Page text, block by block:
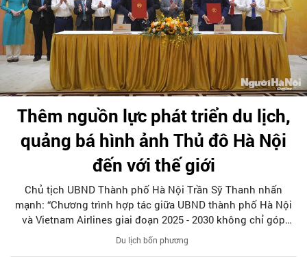
Thêm nguồn lực phát triển du lịch,
quảng bá hình ảnh Thủ đô Hà Nội
đến với thế giới
Chủ tịch UBND Thành phố Hà Nội Trần Sỹ Thanh nhấn
mạnh: “Chương trình hợp tác giữa UBND thành phố Hà Nội
và Vietnam Airlines giai đoạn 2025 - 2030 không chỉ góp
phần lan tỏa hình ảnh du lịch Thủ đô, mà còn khẳng định
vai trò tiên phong của Vietnam Airlines trong công tác phối
Du lịch bốn phương